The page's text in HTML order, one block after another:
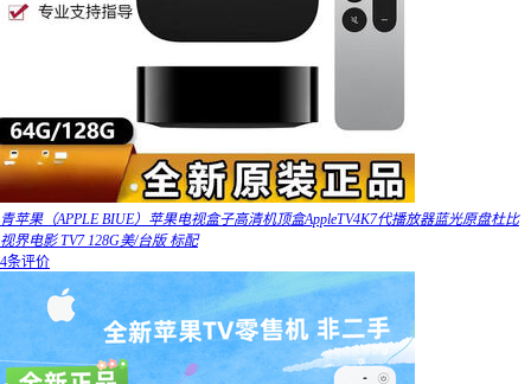
青苹果（APPLE BIUE）苹果电视盒子高清机顶盒AppleTV4K7代播放器蓝光原盘杜比
视界电影 TV7 128G美/台版 标配
4条评价